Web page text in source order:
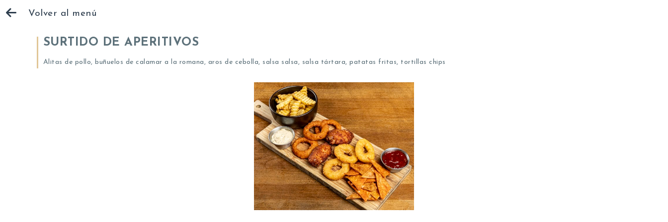
Volver al menú
SURTIDO DE APERITIVOS
Alitas de pollo, buñuelos de calamar a la romana, aros de cebolla, salsa salsa, salsa tártara, patatas fritas, tortillas chips